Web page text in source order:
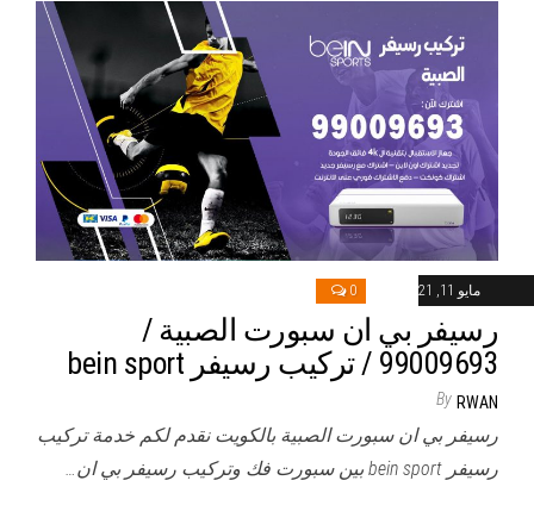
مايو 11, 2021 0
رسيفر بي ان سبورت الصبية /
99009693 / تركيب رسيفر bein sport
By RWAN
رسيفر بي ان سبورت الصبية بالكويت نقدم لكم خدمة تركيب
رسيفر bein sport بين سبورت فك وتركيب رسيفر بي ان…